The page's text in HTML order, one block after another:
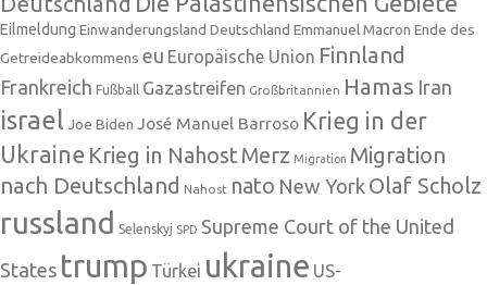
Eilmeldung Einwanderungsland Deutschland Emmanuel Macron Ende des
Getreideabkommens eu Europäische Union Finnland
Frankreich Fußball Gazastreifen Großbritannien Hamas Iran
israel Joe Biden José Manuel Barroso Krieg in der
Ukraine Krieg in NahostMerz Migration Migration
nach Deutschland Nahost nato New YorkOlaf Scholz
russland Selenskyj SPD Supreme Court of the United
States trump Türkei ukraine US-